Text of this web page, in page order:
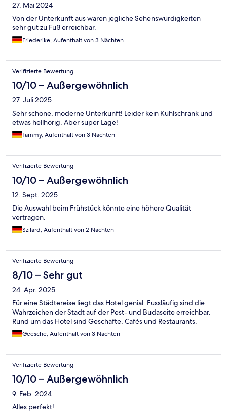
27. Mai 2024
Von der Unterkunft aus waren jegliche Sehenswürdigkeiten
sehr gut zu Fuß erreichbar.
Friederike, Aufenthalt von 3 Nächten
Verifizierte Bewertung
10/10 – Außergewöhnlich
27. Juli 2025
Sehr schöne, moderne Unterkunft! Leider kein Kühlschrank und
etwas hellhörig. Aber super Lage!
Tammy, Aufenthalt von 3 Nächten
Verifizierte Bewertung
10/10 – Außergewöhnlich
12. Sept. 2025
Die Auswahl beim Frühstück könnte eine höhere Qualität
vertragen.
Szilard, Aufenthalt von 2 Nächten
Verifizierte Bewertung
8/10 – Sehr gut
24. Apr. 2025
Für eine Städtereise liegt das Hotel genial. Fussläufig sind die
Wahrzeichen der Stadt auf der Pest- und Budaseite erreichbar.
Rund um das Hotel sind Geschäfte, Cafés und Restaurants.
Geesche, Aufenthalt von 3 Nächten
Verifizierte Bewertung
10/10 – Außergewöhnlich
9. Feb. 2024
Alles perfekt!